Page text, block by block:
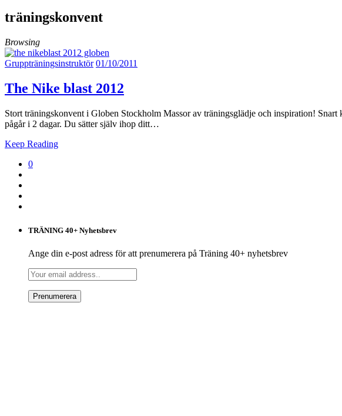
träningskonvent
Browsing
Gruppträningsinstruktör 01/10/2011
The Nike blast 2012
Stort träningskonvent i Globen Stockholm Massor av träningsglädje och inspiration!
pågår i 2 dagar. Du sätter själv ihop ditt…
Keep Reading
0
TRÄNING 40+ Nyhetsbrev
Ange din e-post adress för att prenumerera på Träning 40+ nyhetsbrev